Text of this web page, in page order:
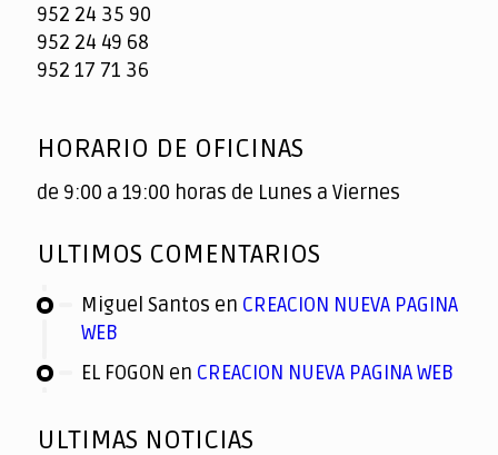
952 24 35 90
952 24 49 68
952 17 71 36
HORARIO DE OFICINAS
de 9:00 a 19:00 horas de Lunes a Viernes
ULTIMOS COMENTARIOS
Miguel Santos en CREACION NUEVA PAGINA
WEB
EL FOGON en CREACION NUEVA PAGINA WEB
ULTIMAS NOTICIAS